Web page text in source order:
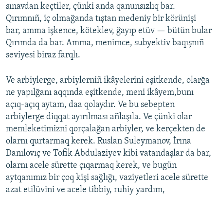
sınavdan keçtiler, çünki anda qanunsızlıq bar.
Qırımnıñ, iç olmağanda tıştan medeniy bir körünişi
bar, amma işkence, köteklev, ğayıp etüv — bütün bular
Qırımda da bar. Amma, menimce, subyektiv baqışnıñ
seviyesi biraz farqlı.
Ve arbiylerge, arbiylerniñ ikâyelerini eşitkende, olarğa
ne yapılğanı aqqında eşitkende, meni ikâyem,bunı
açıq-açıq aytam, daa qolaydır. Ve bu sebepten
arbiylerge diqqat ayırılması añlaşıla. Ve çünki olar
memleketimizni qorçalağan arbiyler, ve kerçekten de
olarnı qurtarmaq kerek. Ruslan Suleymanov, İrına
Danılovıç ve Tofik Abdulaziyev kibi vatandaşlar da bar,
olarnı acele sürette çıqarmaq kerek, ve bugün
aytqanımız bir çoq kişi sağlığı, vaziyetleri acele sürette
azat etilüvini ve acele tibbiy, ruhiy yardım,